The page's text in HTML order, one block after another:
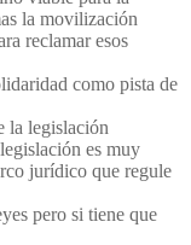
la movilización
reclamar esos
como pista de
la legislación
es muy
jurídico que regule
pero si tiene que